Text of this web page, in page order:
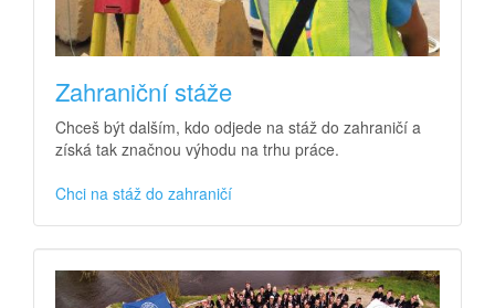
Zahraniční stáže
Chceš být dalším, kdo odjede na stáž do zahraničí a
získá tak značnou výhodu na trhu práce.
Chci na stáž do zahraničí